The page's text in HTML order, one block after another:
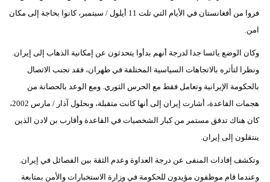
فروا من أفغانستان في الأيام التي تلت 11 أيلول / سبتمبر، كانوا بحاجة إلى مكان
امن.
وكان الوضع يائسا جدا لدرجة أنهم بدأوا يتحدثون عن إمكانية الذهاب إلى إيران.
ونظرا لتأثره بالاتجاهات السياسية المختلفة في طهران، فقد تجنب الاتصال
بالحكومة الإيرانية وتعامل فقط مع الحرس الثوري. ومع الوعد بالحصانة من
هجمات القاعدة، أشارت إيران إلى أنها كانت متقبلة، وبحلول آذار / مارس 2002،
كان هناك تدفق مستمر من كبار الشخصيات في القاعدة وأقارب بن لادن الذين
ينتقلون إلى إيران.
وتكشف إفادات المنفى عن درجة العداوة وعدم الثقة بين الفصائل في إيران.
وعندما قام موظفون مؤيدون للحكومة في وزارة الاستخبارات والأمن بمتابعة